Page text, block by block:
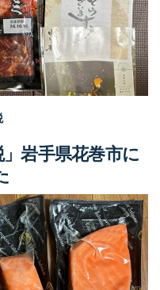
」岩手県花巻市に